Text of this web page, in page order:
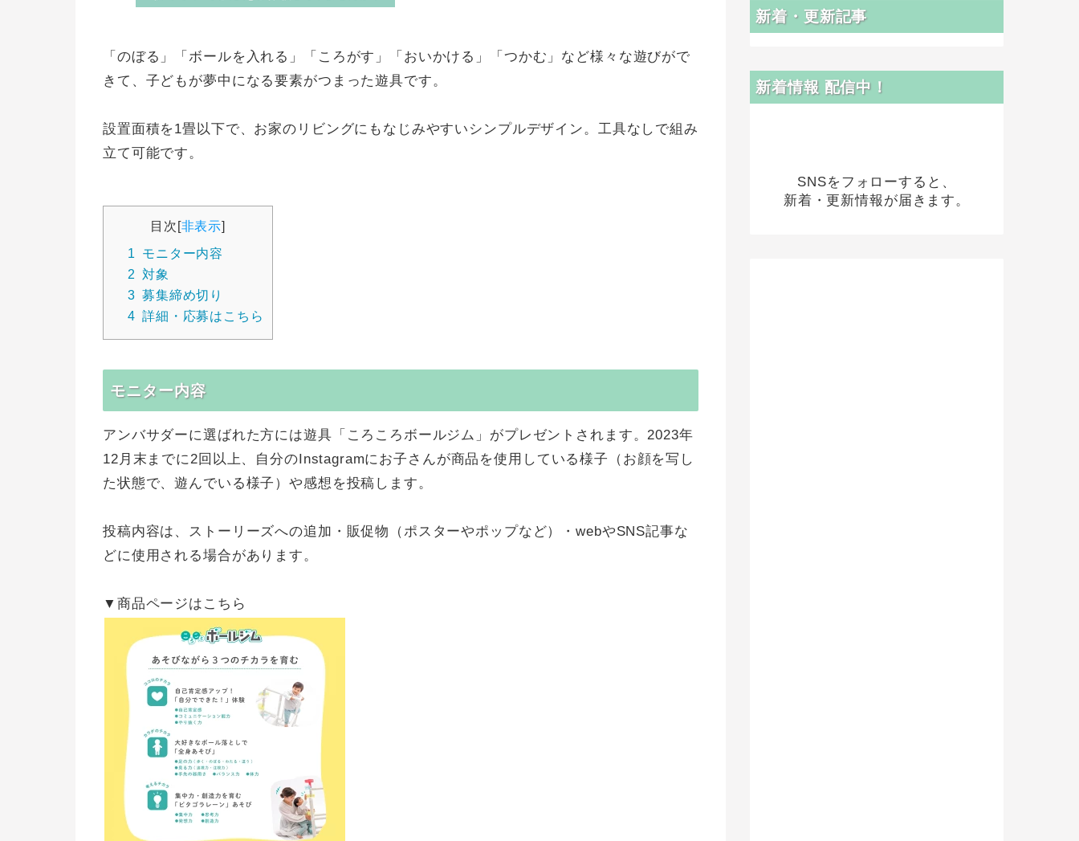
「のぼる」「ボールを入れる」「ころがす」「おいかける」「つかむ」など様々な遊びがで
きて、子どもが夢中になる要素がつまった遊具です。
設置面積を1畳以下で、お家のリビングにもなじみやすいシンプルデザイン。工具なしで組み
立て可能です。
目次[非表示]
1
モニター内容
2 対象
3 募集締め切り
4 詳細・応募はこちら
モニター内容
アンバサダーに選ばれた方には遊具「ころころボールジム」がプレゼントされます。2023年
12月末までに2回以上、自分のInstagramにお子さんが商品を使用している様子（お顔を写し
た状態で、遊んでいる様子）や感想を投稿します。
投稿内容は、ストーリーズへの追加・販促物（ポスターやポップなど）・webやSNS記事な
どに使用される場合があります。
▼商品ページはこちら
新着・更新記事
新着情報 配信中！
SNSをフォローすると、
新着・更新情報が届きます。